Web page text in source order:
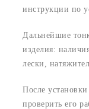
инструкции по
Дальнейшие
изделия:
лески,
После
проверить его